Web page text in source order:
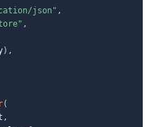
json" ,
,
) ,
(
,